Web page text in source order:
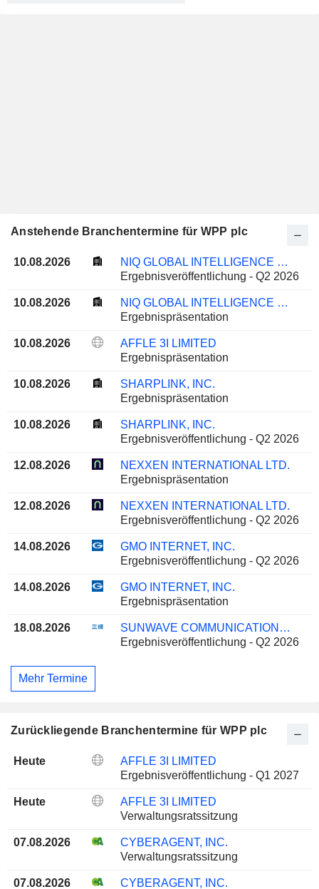
Anstehende Branchentermine für WPP plc
10.08.2026
NIQ GLOBAL INTELLIGENCE PLC
Ergebnisveröffentlichung - Q2 2026
10.08.2026
NIQ GLOBAL INTELLIGENCE PLC
Ergebnispräsentation
10.08.2026
AFFLE 3I LIMITED
Ergebnispräsentation
10.08.2026
SHARPLINK, INC.
Ergebnispräsentation
10.08.2026
SHARPLINK, INC.
Ergebnisveröffentlichung - Q2 2026
12.08.2026
NEXXEN INTERNATIONAL LTD.
Ergebnispräsentation
12.08.2026
NEXXEN INTERNATIONAL LTD.
Ergebnisveröffentlichung - Q2 2026
14.08.2026
GMO INTERNET, INC.
Ergebnisveröffentlichung - Q2 2026
14.08.2026
GMO INTERNET, INC.
Ergebnispräsentation
18.08.2026
SUNWAVE COMMUNICATIONS CO.LTD
Ergebnisveröffentlichung - Q2 2026
Mehr Termine
Zurückliegende Branchentermine für WPP plc
Heute
AFFLE 3I LIMITED
Ergebnisveröffentlichung - Q1 2027
Heute
AFFLE 3I LIMITED
Verwaltungsratssitzung
07.08.2026
CYBERAGENT, INC.
Verwaltungsratssitzung
07.08.2026 CYBERAGENT, INC.